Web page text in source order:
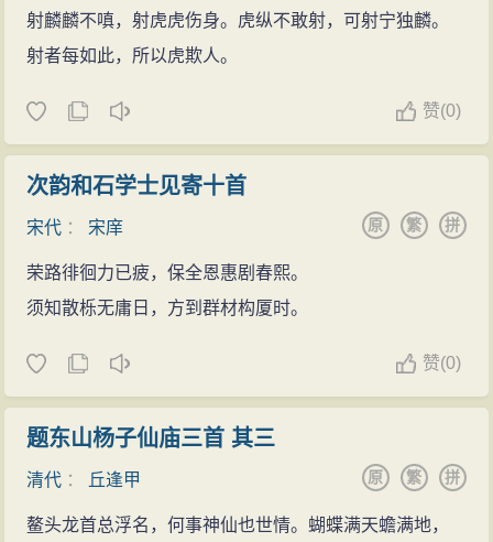
画面处理到幕后。这样就避开了往日相依相偎耳鬓厮磨
的一般化描写，少了点曲折，却更显得单纯恳挚。其
近于诗的比兴，置于结尾，淡宕涵浑。其三，这首词擒
离词造语，素朴清新，力避绮靡甜腻字面。若“金屋暖，
玉炉香，春 风 都属富家郎”数句，直是
凡此诸方面，构成了质朴清纯的
格，依稀晚唐小词 风
味。
射麟麟不嗔，射虎虎伤身。虎纵不敢射，可射宁独麟。
射者每如此，所以虎欺人。
赞(0)
次韵和石学士见寄十首
宋代 ： 宋庠 拼
繁
原
荣路徘徊力已疲，保全恩惠剧春熙。
须知散栎无庸日，方到群材构厦时。
赞(0)
题东山杨子仙庙三首 其三
清代 ： 丘逢甲 拼
繁
原
鳌头龙首总浮名，何事神仙也世情。蝴蝶满天蟾满地，